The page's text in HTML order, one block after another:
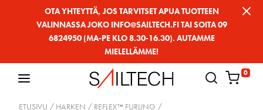
OTA YHTEYTTÄ, JOS TARVITSET APUA TUOTTEEN
VALINNASSA JOKO INFO@SAILTECH.FI TAI SOITA 09
6824950 (MA-PE KLO 8.30-16.30). AUTAMME
MIELELLÄMME!
0
ETUSIVU / HARKEN / REFLEX™ FURLING /